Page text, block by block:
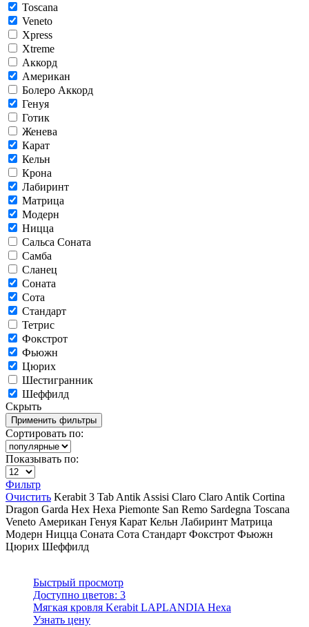
Toscana
Veneto
Xpress
Xtreme
Аккорд
Американ
Болеро Аккорд
Генуя
Готик
Женева
Карат
Кельн
Крона
Лабиринт
Матрица
Модерн
Ницца
Сальса Соната
Самба
Сланец
Соната
Сота
Стандарт
Тетрис
Фокстрот
Фьюжн
Цюрих
Шестигранник
Шеффилд
Скрыть
Сортировать по:
Показывать по:
Фильтр
Очистить Kerabit 3 Tab Antik Assisi Claro Claro Antik Cortina
Dragon Garda Hex Hexa Piemonte San Remo Sardegna Toscana
Veneto Американ Генуя Карат Кельн Лабиринт Матрица
Модерн Ницца Соната Сота Стандарт Фокстрот Фьюжн
Цюрих Шеффилд
Быстрый просмотр
Доступно цветов: 3
Мягкая кровля Kerabit LAPLANDIA Hexa
Узнать цену